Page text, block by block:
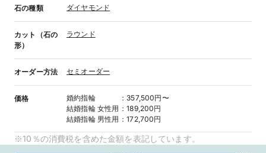
石の種類 ダイヤモンド
カット（石の
形）
ラウンド
オーダー方法 セミオーダー
価格 婚約指輪 ： 357,500円〜
結婚指輪 女性用 ：189,200円
結婚指輪 男性用 ：172,700円
※10％の消費税を含めた金額を表記しています。